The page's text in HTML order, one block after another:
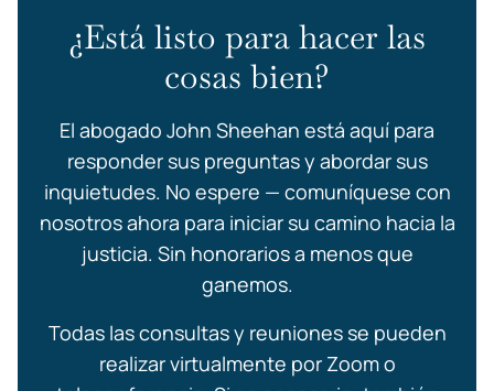
¿Está listo para hacer las
cosas bien?
El abogado John Sheehan está aquí para
responder sus preguntas y abordar sus
inquietudes. No espere — comuníquese con
nosotros ahora para iniciar su camino hacia la
justicia. Sin honorarios a menos que
ganemos.
Todas las consultas y reuniones se pueden
realizar virtualmente por Zoom o